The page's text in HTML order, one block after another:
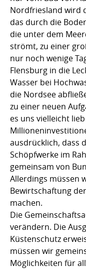
Nordfriesland wird
das durch die
die unter dem
strömt, zu einer
nur noch wenige
Flensburg in die
Wasser bei
die Nordsee
zu einer neuen
es uns vielleicht
ausdrücklich, dass
Schöpfwerke im
gemeinsam von
Allerdings müssen
Bewirtschaftung
machen.
Die
verändern. Die
Küstenschutz
müssen wir
Möglichkeiten für